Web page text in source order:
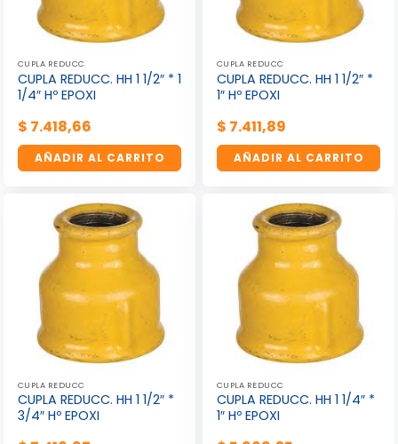
CUPLA REDUCC
CUPLA REDUCC. HH 1 1/2″ * 1
1/4″ Hº EPOXI
$ 7.418,66
AÑADIR AL CARRITO
CUPLA REDUCC
CUPLA REDUCC. HH 1 1/2″ *
1″ Hº EPOXI
$ 7.411,89
AÑADIR AL CARRITO
CUPLA REDUCC
CUPLA REDUCC. HH 1 1/2″ *
3/4″ Hº EPOXI
CUPLA REDUCC
CUPLA REDUCC. HH 1 1/4″ *
1″ Hº EPOXI